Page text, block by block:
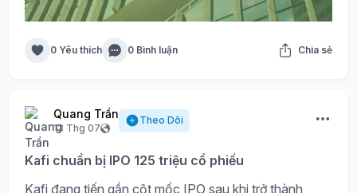
0 Yêu thích 0 Bình luận Chia sẻ
Quang Trần
13 Thg 07
Theo Dõi
Kafi chuẩn bị IPO 125 triệu cổ phiếu
Kafi đang tiến gần cột mốc IPO sau khi trở thành